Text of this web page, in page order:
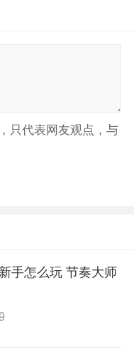
只代表网友观点，与
手怎么玩 节奏大师